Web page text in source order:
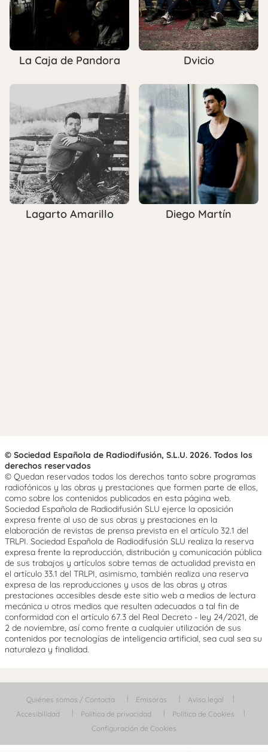
La Caja de Pandora Dvicio
Lagarto Amarillo Diego Martín
© Sociedad Española de Radiodifusión, S.L.U. 2026. Todos los
derechos reservados
© Quedan reservados todos los derechos tanto sobre programas
radiofónicos y las obras y prestaciones que formen parte de ellos,
como sobre los contenidos publicados en esta página web.
Sociedad Española de Radiodifusión SLU ejerce la oposición
expresa frente al uso de sus obras y prestaciones en la
elaboración de revistas de prensa prevista en el artículo 32.1 del
TRLPI. Sociedad Española de Radiodifusión SLU realiza la reserva
expresa frente la reproducción, distribución y comunicación pública
de sus trabajos y artículos sobre temas de actualidad prevista en
el artículo 33.1 del TRLPI, asimismo, también realiza una reserva
expresa de las reproducciones y usos de las obras y otras
prestaciones accesibles desde este sitio web a medios de lectura
mecánica u otros medios que resulten adecuados a tal fin de
conformidad con el artículo 67.3 del Real Decreto - ley 24/2021, de
2 de noviembre, así como frente a cualquier utilización de sus
contenidos por tecnologías de inteligencia artificial, sea cual sea su
naturaleza y finalidad.
Quiénes somos / Contacta Emisoras
Aviso legal
Accesibilidad
Política de privacidad
Política de Cookies
Configuración de Cookies